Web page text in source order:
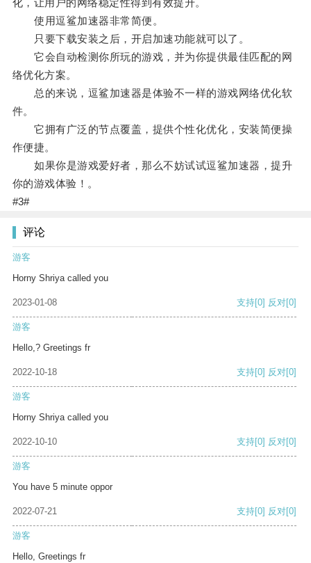
化，让用户的网络稳定性得到有效提升。
使用逗鲨加速器非常简便。
只要下载安装之后，开启加速功能就可以了。
它会自动检测你所玩的游戏，并为你提供最佳匹配的网
络优化方案。
总的来说，逗鲨加速器是体验不一样的游戏网络优化软
件。
它拥有广泛的节点覆盖，提供个性化优化，安装简便操
作便捷。
如果你是游戏爱好者，那么不妨试试逗鲨加速器，提升
你的游戏体验！。
#3#
评论
游客
Horny Shriya called you
2023-01-08 支持[0] 反对[0]
游客
Hello,? Greetings fr
2022-10-18 支持[0] 反对[0]
游客
Horny Shriya called you
2022-10-10 支持[0] 反对[0]
游客
You have 5 minute oppor
2022-07-21 支持[0] 反对[0]
游客
Hello, Greetings fr